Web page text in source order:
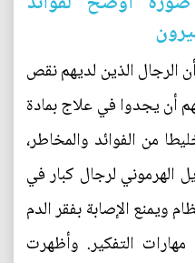
الذين لديهم نقص
أن يجدوا في علاج بمادة
من الفوائد والمخاطر،
الهرموني لرجال كبار في
الإصابة بفقر الدم
التفكير. وأظهرت